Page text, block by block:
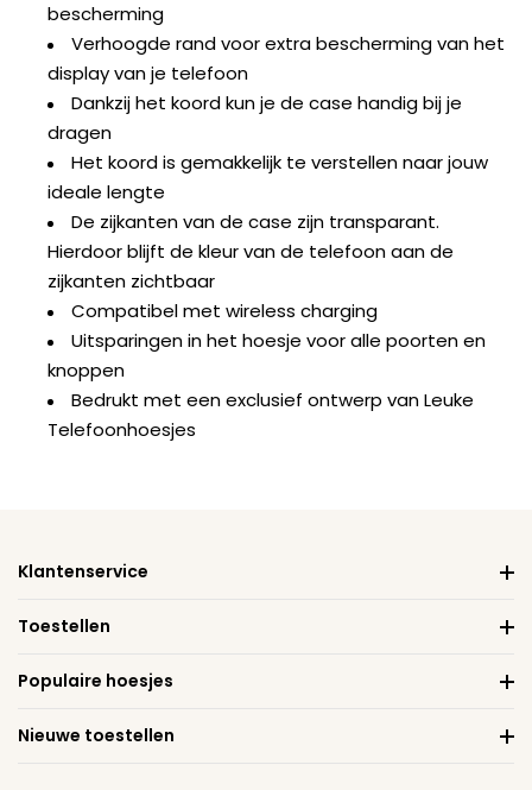
bescherming
Verhoogde rand voor extra bescherming van het
display van je telefoon
Dankzij het koord kun je de case handig bij je
dragen
Het koord is gemakkelijk te verstellen naar jouw
ideale lengte
De zijkanten van de case zijn transparant.
Hierdoor blijft de kleur van de telefoon aan de
zijkanten zichtbaar
Compatibel met wireless charging
Uitsparingen in het hoesje voor alle poorten en
knoppen
Bedrukt met een exclusief ontwerp van Leuke
Telefoonhoesjes
Klantenservice
Toestellen
Populaire hoesjes
Nieuwe toestellen